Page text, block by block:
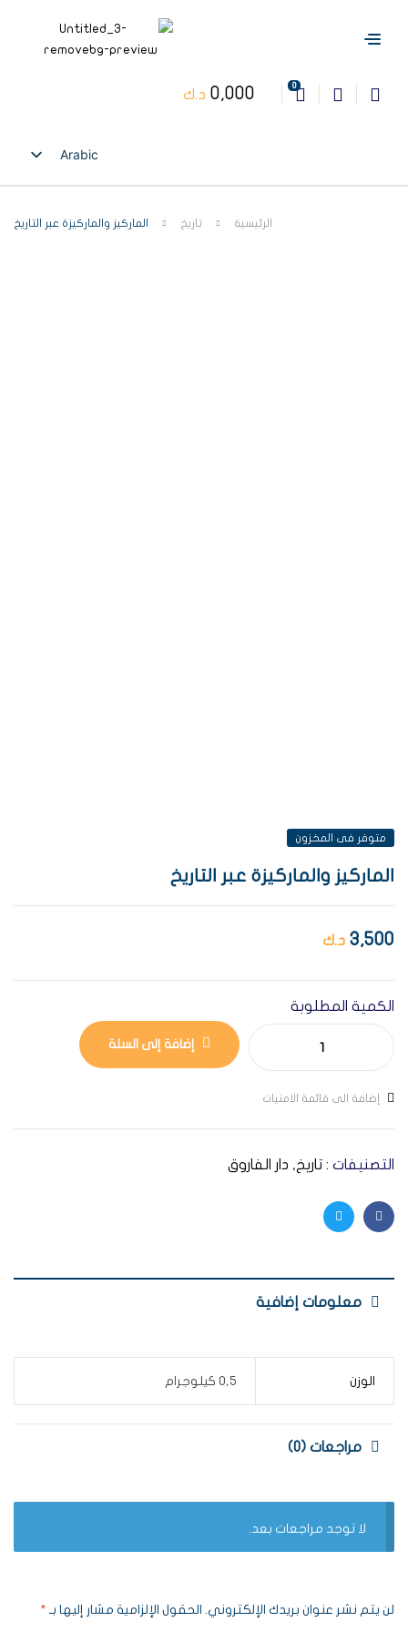
0
0,000 د.ك
Arabic
English
الرئيسية تاريخ الماركيز والماركيزة عبر التاريخ
متوفر فى المخزون
الماركيز والماركيزة عبر التاريخ
3,500 د.ك
الكمية المطلوبة
إضافة إلى السلة
إضافة الى قائمة الامنيات
التصنيفات : تاريخ, دار الفاروق
Facebook
Twitter
معلومات إضافية
الوزن 0,5 كيلوجرام
مراجعات (0)
لا توجد مراجعات بعد.
لن يتم نشر عنوان بريدك الإلكتروني. الحقول الإلزامية مشار إليها بـ *